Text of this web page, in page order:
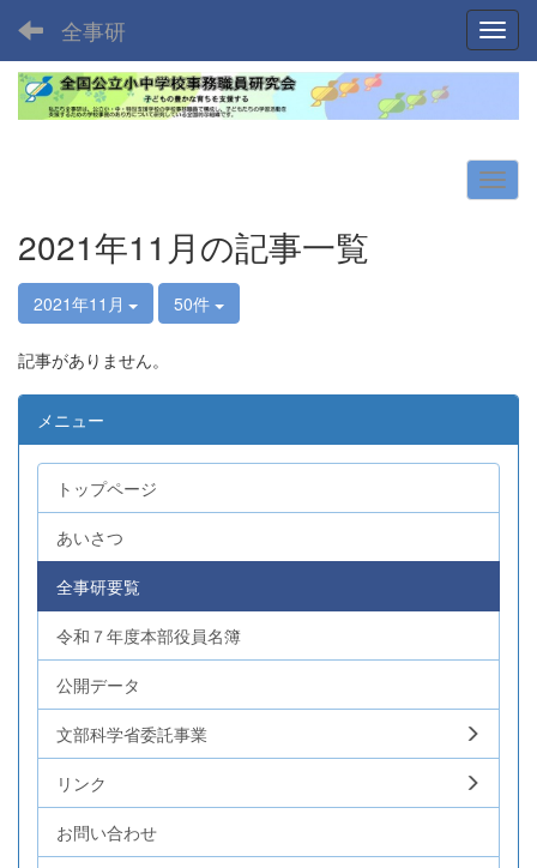
全事研
2021年11月の記事一覧
2021年11月 50件
記事がありません。
メニュー
トップページ
あいさつ
全事研要覧
令和７年度本部役員名簿
公開データ
文部科学省委託事業
リンク
お問い合わせ